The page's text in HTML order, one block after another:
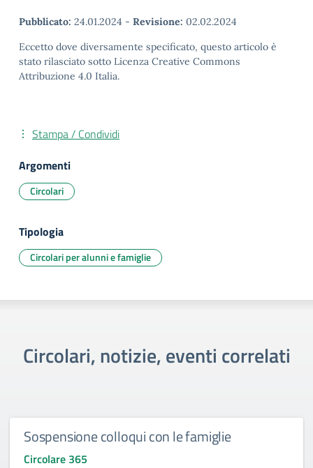
Pubblicato: 24.01.2024 - Revisione: 02.02.2024
Eccetto dove diversamente specificato, questo articolo è
stato rilasciato sotto Licenza Creative Commons
Attribuzione 4.0 Italia.
Stampa / Condividi
Argomenti
Circolari
Tipologia
Circolari per alunni e famiglie
Circolari, notizie, eventi correlati
Sospensione colloqui con le famiglie
Circolare 365